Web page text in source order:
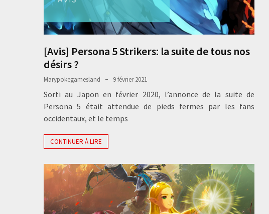
[Avis] Persona 5 Strikers: la suite de tous nos
désirs ?
Marypokegamesland 9 février 2021
Sorti au Japon en février 2020, l’annonce de la suite de
Persona 5 était attendue de pieds fermes par les fans
occidentaux, et le temps
CONTINUER À LIRE